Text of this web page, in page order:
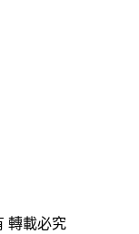
轉載必究